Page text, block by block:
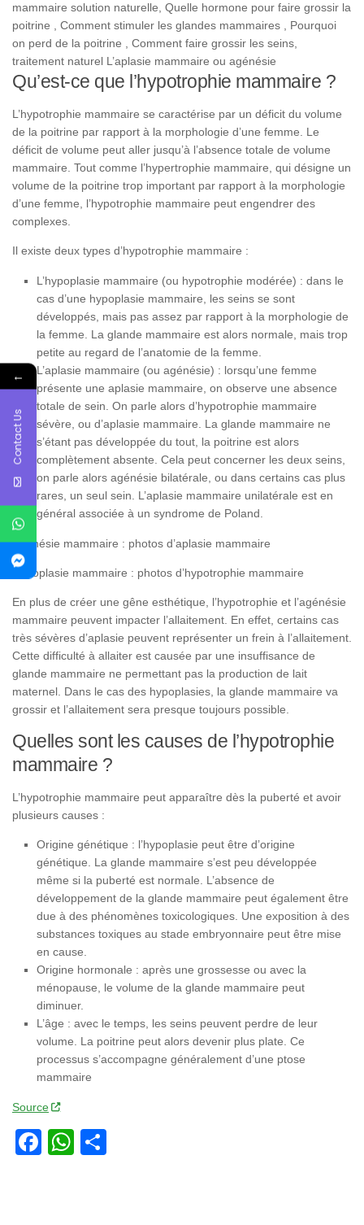
mammaire solution naturelle, Quelle hormone pour faire grossir la
poitrine , Comment stimuler les glandes mammaires , Pourquoi
on perd de la poitrine , Comment faire grossir les seins,
traitement naturel L’aplasie mammaire ou agénésie
Qu’est-ce que l’hypotrophie mammaire ?
L’hypotrophie mammaire se caractérise par un déficit du volume
de la poitrine par rapport à la morphologie d’une femme. Le
déficit de volume peut aller jusqu’à l’absence totale de volume
mammaire. Tout comme l’hypertrophie mammaire, qui désigne un
volume de la poitrine trop important par rapport à la morphologie
d’une femme, l’hypotrophie mammaire peut engendrer des
complexes.
Il existe deux types d’hypotrophie mammaire :
L’hypoplasie mammaire (ou hypotrophie modérée) : dans le
cas d’une hypoplasie mammaire, les seins se sont
développés, mais pas assez par rapport à la morphologie de
la femme. La glande mammaire est alors normale, mais trop
petite au regard de l’anatomie de la femme.
L’aplasie mammaire (ou agénésie) : lorsqu’une femme
présente une aplasie mammaire, on observe une absence
totale de sein. On parle alors d’hypotrophie mammaire
sévère, ou d’aplasie mammaire. La glande mammaire ne
s’étant pas développée du tout, la poitrine est alors
complètement absente. Cela peut concerner les deux seins,
on parle alors agénésie bilatérale, ou dans certains cas plus
rares, un seul sein. L’aplasie mammaire unilatérale est en
général associée à un syndrome de Poland.
Agénésie mammaire : photos d’aplasie mammaire
Hypoplasie mammaire : photos d’hypotrophie mammaire
En plus de créer une gêne esthétique, l’hypotrophie et l’agénésie
mammaire peuvent impacter l’allaitement. En effet, certains cas
très sévères d’aplasie peuvent représenter un frein à l’allaitement.
Cette difficulté à allaiter est causée par une insuffisance de
glande mammaire ne permettant pas la production de lait
maternel. Dans le cas des hypoplasies, la glande mammaire va
grossir et l’allaitement sera presque toujours possible.
Quelles sont les causes de l’hypotrophie
mammaire ?
L’hypotrophie mammaire peut apparaître dès la puberté et avoir
plusieurs causes :
Origine génétique : l’hypoplasie peut être d’origine
génétique. La glande mammaire s’est peu développée
même si la puberté est normale. L’absence de
développement de la glande mammaire peut également être
due à des phénomènes toxicologiques. Une exposition à des
substances toxiques au stade embryonnaire peut être mise
en cause.
Origine hormonale : après une grossesse ou avec la
ménopause, le volume de la glande mammaire peut
diminuer.
L’âge : avec le temps, les seins peuvent perdre de leur
volume. La poitrine peut alors devenir plus plate. Ce
processus s’accompagne généralement d’une ptose
mammaire
Source
Facebook
WhatsApp
←
Contact Us